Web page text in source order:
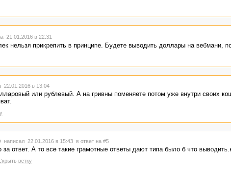
21.01.2016 в 22:31
нельзя прикрепить в принципе. Будете выводить доллары на вебмани,
22.01.2016 в 13:04
или рублевый. А на гривны поменяете потом уже внутри своих
написал 22.01.2016 в 15:43 в ответ на #5
за ответ. А то все такие грамотные ответы дают типа было б что
ветку